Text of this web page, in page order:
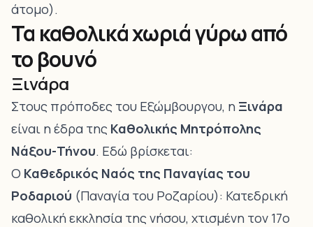
άτομο).
Τα καθολικά χωριά γύρω από
το βουνό
Ξινάρα
Στους πρόποδες του Εξώμβουργου, η Ξινάρα
είναι η έδρα της Καθολικής Μητρόπολης
Νάξου-Τήνου. Εδώ βρίσκεται:
Ο Καθεδρικός Ναός της Παναγίας του
Ροδαριού (Παναγία του Ροζαρίου): Κατεδρική
καθολική εκκλησία της νήσου, χτισμένη τον 17ο